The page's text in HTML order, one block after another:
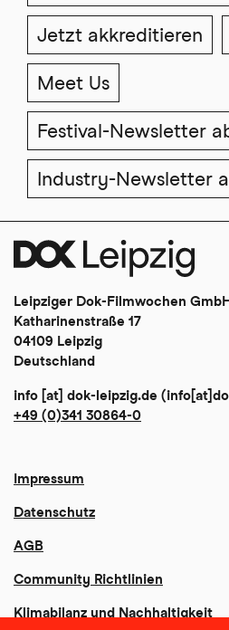
Jetzt akkreditieren
Meet Us
Festival-Newsletter
Industry-Newsletter
Leipziger Dok-Filmwochen
Katharinenstraße 17
04109 Leipzig
Deutschland
info [at] dok-leipzig.de
+49 (0)341 30864-0
Impressum
Datenschutz
AGB
Community Richtlinien
Klimabilanz und Nachhaltigkeit